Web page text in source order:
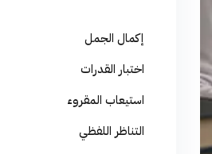
إكمال الجمل
اختبار القدرات
استيعاب المقروء
التناظر اللفظي